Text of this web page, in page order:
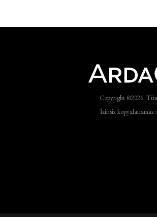
Copyright ©2026.
İzinsiz kopyalanamaz